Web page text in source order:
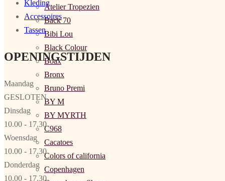
Atelier Tropezien
Back 70
Bibi Lou
Black Colour
Boax
Bronx
Bruno Premi
BY M
BY MYRTH
C968
Cacatoes
Colors of california
Copenhagen
Kleding
Accessoires
Tassen
OPENINGSTIJDEN
Maandag
GESLOTEN
Dinsdag
10.00 - 17.30
Woensdag
10.00 - 17.30
Donderdag
10.00 - 17.30